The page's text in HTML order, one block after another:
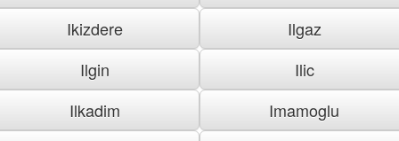
Ikizdere
Ilgaz
Ilgin
Ilic
Ilkadim
Imamoglu